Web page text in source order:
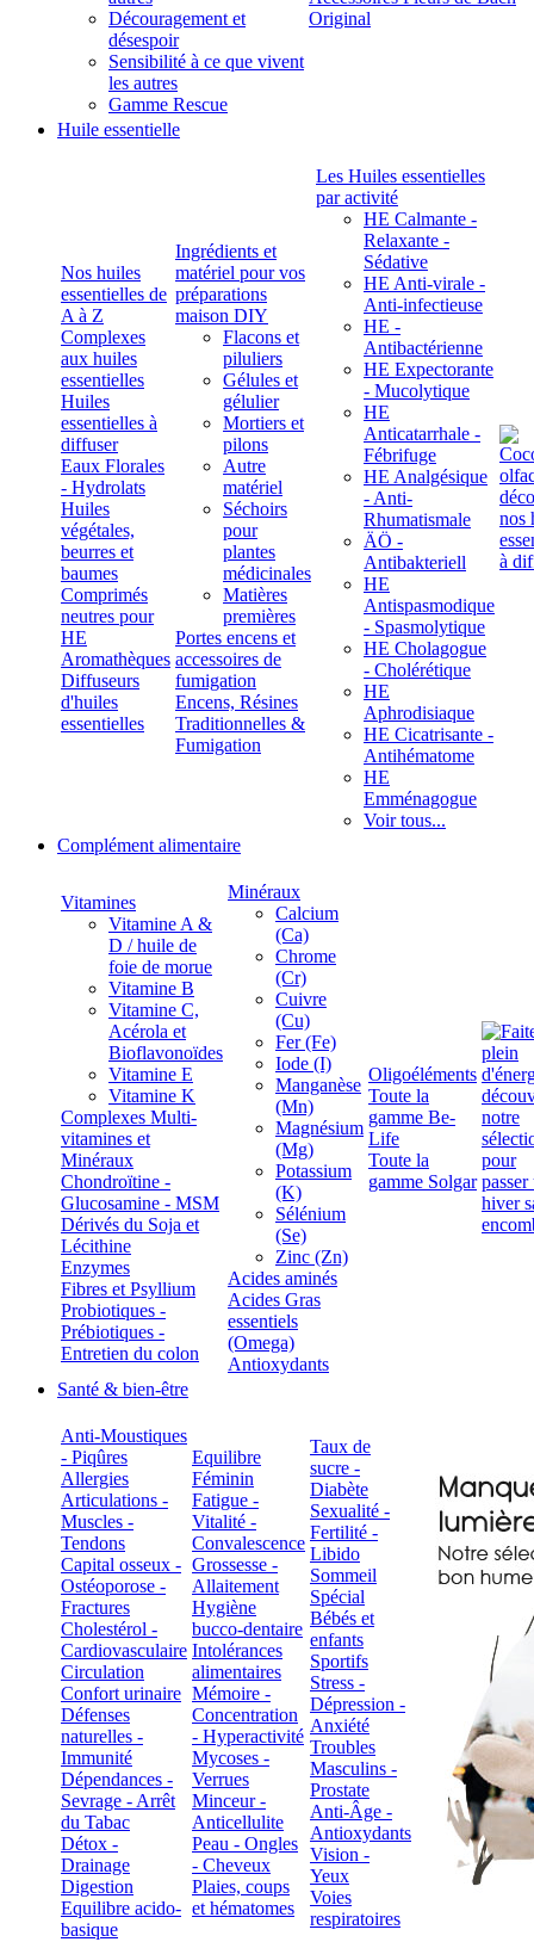
Découragement et
désespoir
Sensibilité à ce que vivent
les autres
Gamme Rescue
Original
Huile essentielle
Nos huiles
essentielles de
A à Z
Complexes
aux huiles
essentielles
Huiles
essentielles à
diffuser
Eaux Florales
- Hydrolats
Huiles
végétales,
beurres et
baumes
Comprimés
neutres pour
HE
Aromathèques
Diffuseurs
d'huiles
essentielles
Ingrédients et
matériel pour vos
préparations
maison DIY
Flacons et
piluliers
Gélules et
gélulier
Mortiers et
pilons
Autre
matériel
Séchoirs
pour
plantes
médicinales
Matières
premières
Portes encens et
accessoires de
fumigation
Encens, Résines
Traditionnelles &
Fumigation
Les Huiles essentielles
par activité
HE Calmante -
Relaxante -
Sédative
HE Anti-virale -
Anti-infectieuse
HE -
Antibactérienne
HE Expectorante
- Mucolytique
HE
Anticatarrhale -
Fébrifuge
HE Analgésique
- Anti-
Rhumatismale
ÄÖ -
Antibakteriell
HE
Antispasmodique
- Spasmolytique
HE Cholagogue
- Cholérétique
HE
Aphrodisiaque
HE Cicatrisante -
Antihématome
HE
Emménagogue
Voir tous...
Complément alimentaire
Vitamines
Vitamine A &
D / huile de
foie de morue
Vitamine B
Vitamine C,
Acérola et
Bioflavonoïdes
Vitamine E
Vitamine K
Complexes Multi-
vitamines et
Minéraux
Chondroïtine -
Glucosamine - MSM
Dérivés du Soja et
Lécithine
Enzymes
Fibres et Psyllium
Probiotiques -
Prébiotiques -
Entretien du colon
Minéraux
Calcium
(Ca)
Chrome
(Cr)
Cuivre
(Cu)
Fer (Fe)
Iode (I)
Manganèse
(Mn)
Magnésium
(Mg)
Potassium
(K)
Sélénium
(Se)
Zinc (Zn)
Acides aminés
Acides Gras
essentiels
(Omega)
Antioxydants
Oligoéléments
Toute la
gamme Be-
Life
Toute la
gamme Solgar
Santé & bien-être
Anti-Moustiques
- Piqûres
Allergies
Articulations -
Muscles -
Tendons
Capital osseux -
Ostéoporose -
Fractures
Cholestérol -
Cardiovasculaire
Circulation
Confort urinaire
Défenses
naturelles -
Immunité
Dépendances -
Sevrage - Arrêt
du Tabac
Détox -
Drainage
Digestion
Equilibre acido-
basique
Equilibre
Féminin
Fatigue -
Vitalité -
Convalescence
Grossesse -
Allaitement
Hygiène
bucco-dentaire
Intolérances
alimentaires
Mémoire -
Concentration
- Hyperactivité
Mycoses -
Verrues
Minceur -
Anticellulite
Peau - Ongles
- Cheveux
Plaies, coups
et hématomes
Taux de
sucre -
Diabète
Sexualité -
Fertilité -
Libido
Sommeil
Spécial
Bébés et
enfants
Sportifs
Stress -
Dépression -
Anxiété
Troubles
Masculins -
Prostate
Anti-Âge -
Antioxydants
Vision -
Yeux
Voies
respiratoires